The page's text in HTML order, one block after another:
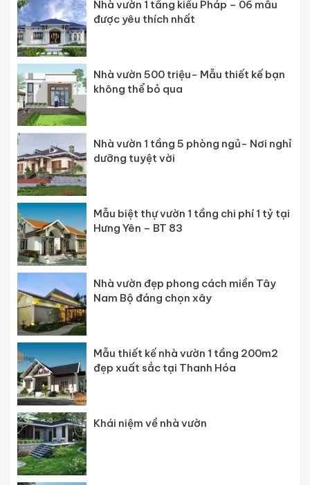
Nhà vườn 1 tầng kiểu Pháp – 06 mẫu
được yêu thích nhất
Nhà vườn 500 triệu- Mẫu thiết kế bạn
không thể bỏ qua
Nhà vườn 1 tầng 5 phòng ngủ- Nơi nghỉ
dưỡng tuyệt vời
Mẫu biệt thự vườn 1 tầng chi phí 1 tỷ tại
Hưng Yên – BT 83
Nhà vườn đẹp phong cách miền Tây
Nam Bộ đáng chọn xây
Mẫu thiết kế nhà vườn 1 tầng 200m2
đẹp xuất sắc tại Thanh Hóa
Khái niệm về nhà vườn